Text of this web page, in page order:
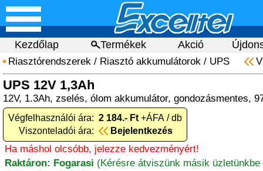
Kezdőlap Termékek Akció
Riasztórendszerek / Riasztó akkumulátorok / UPS
UPS 12V 1,3Ah
12V, 1.3Ah, zselés, ólom akkumulátor, gondozásmentes,
Végfelhasználói ára: 2 184.- Ft +ÁFA / db
Viszonteladói ára:
Bejelentkezés
Ha máshol olcsóbb, jelezze kedvezményért!
Raktáron: Fogarasi (Kérésre átviszünk másik üzletünkbe